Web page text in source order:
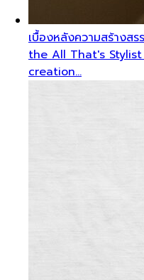
เบื้องหลังความสร้างสร
the All That's
creation…